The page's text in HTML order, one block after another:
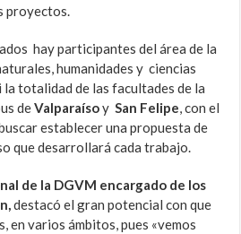
proyectos.
hay participantes del área de la
humanidades y ciencias
la totalidad de las facultades de la
deValparaísoySan Felipe, con el
establecer una propuesta de
que desarrollará cada trabajo.
de la DGVM encargado de los
destacó el gran potencial con que
en varios ámbitos, pues «vemos